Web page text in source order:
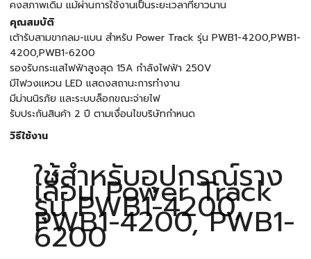
คงสภาพเดิม แม้ผ่านการใช้งานเป็นระยะเวลาที่ยาวนาน
คุณสมบัติ
เต้ารับสามขากลม-แบน สำหรับ Power Track รุ่น PWB1-4200,PWB1-
4200,PWB1-6200
รองรับกระแสไฟฟ้าสูงสุด 15A กำลังไฟฟ้า 250V
มีไฟวงแหวน LED แสดงสถานะการทำงาน
มีม่านนิรภัย เเละระบบล็อกขณะจ่ายไฟ
รับประกันสินค้า 2 ปี ตามเงื่อนไขบริษัทกำหนด
วิธีใช้งาน
ใช้สำหรับอุปกรณ์ราง
เลื่อน Power Track
รุ่น PWB1-4200,
PWB1-4200, PWB1-
6200